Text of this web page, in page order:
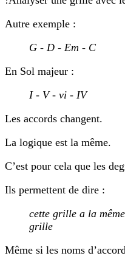
Autre exemple :
G - D - Em - C
En Sol majeur :
I - V - vi - IV
Les accords changent.
La logique est la même.
C’est pour cela que les
Ils permettent de dire :
cette grille a la
grille
Même si les noms